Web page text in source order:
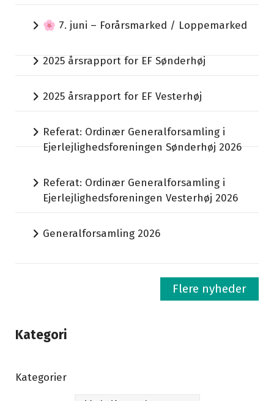
🌸 7. juni – Forårsmarked / Loppemarked
2025 årsrapport for EF Sønderhøj
2025 årsrapport for EF Vesterhøj
Referat: Ordinær Generalforsamling i
Ejerlejlighedsforeningen Sønderhøj 2026
Referat: Ordinær Generalforsamling i
Ejerlejlighedsforeningen Vesterhøj 2026
Generalforsamling 2026
Flere nyheder
Kategori
Kategorier